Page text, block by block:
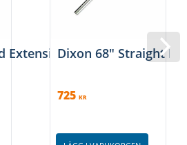
Extension BarDixon 68″ Straight
725 KR